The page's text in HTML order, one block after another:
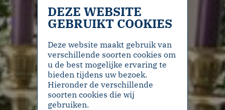
DEZE WEBSITE
GEBRUIKT COOKIES
Deze website maakt gebruik van
verschillende soorten cookies om
u de best mogelijke ervaring te
bieden tijdens uw bezoek.
Hieronder de verschillende
soorten cookies die wij
gebruiken.